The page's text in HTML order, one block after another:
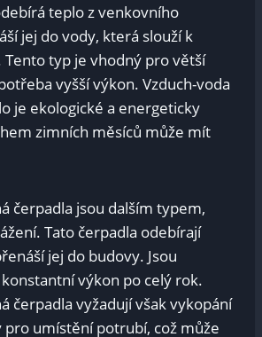
teplo z venkovního
jej do vody, která slouží k
typ je vhodný pro větší
vyšší výkon. Vzduch-voda
je ekologické a energeticky
zimních měsíců může mít
čerpadla jsou dalším typem,
Tato čerpadla odebírají
jej do budovy. Jsou
výkon po celý rok.
čerpadla vyžadují však vykopání
pro umístění potrubí, což může